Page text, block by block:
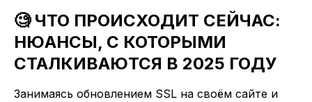
🧐 ЧТО ПРОИСХОДИТ СЕЙЧАС:
НЮАНСЫ, С КОТОРЫМИ
СТАЛКИВАЮТСЯ В 2025 ГОДУ
Занимаясь обновлением SSL на своём сайте и